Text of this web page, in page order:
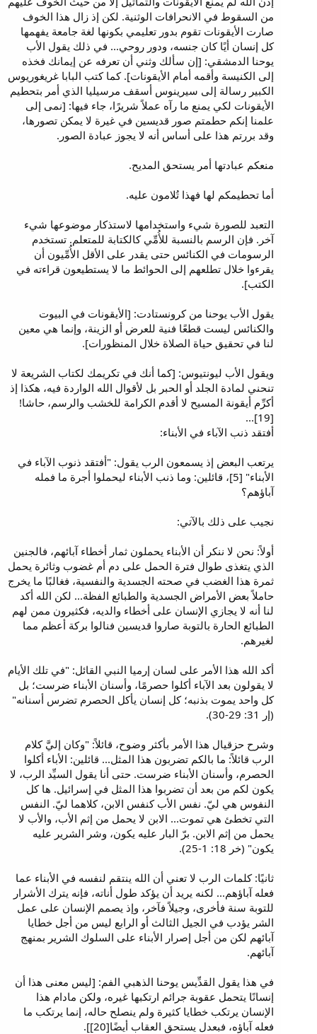
من السقوط في الانحرافات الوثنية. لكن إذ زال هذا الخوف
صارت الأيقونات تقوم بدور تعليمي بكونها لغة جامعة يفهمها
كل إنسان أيًا كان جنسه، ودور روحي... في ذلك يقول الأب
يوحنا الدمشقي: [إن سألك وثني أن تعرفه عن إيمانك فخذه
إلى الكنيسة وأقمه أمام الأيقونات]. كما كتب البابا غريغوريوس
الكبير رسالة إلى سيرينوس أسقف مرسيليا الذي أمر بتحطيم
الأيقونات لكي يمنع ما رآه عملاً شريرًا، جاء فيها: [نمى إلى
علمنا إنكم حطمتم صور قديسين في غيرة لا يمكن تصورها،
وقد بررتم هذا على أساس أنه لا يجوز عبادة الصور.
منعكم عبادتها أمر يستحق المديح.
أما تحطيمكم لها فهذا تُلامون عليه.
التعبد للصورة شيء واستخدامها لاستذكار موضوعها شيء
آخر. فإن الرسم بالنسبة للأُمِّي كالكتابة للمتعلم. تستخدم
الرسومات في الكنائس حتى يقدر على الأقل الأُمِّيون أن
يقرءوا خلال تطلعهم إلى الحوائط ما لا يستطيعون قراءته في
الكتب].
يقول الأب يوحنا من كرونستادت: [الأيقونات في البيوت
والكنائس ليست قطعًا فنية للعرض أو الزينة، وإنما هي معين
لنا في تحقيق حياة الصلاة خلال المنظورات].
ويقول الأب ليونتيوس: [كما أنك في تكريمك لكتاب الشريعة لا
تنحني لمادة الجلد أو الحبر بل لأقوال الله الواردة فيه، هكذا إذ
أكرِّم أيقونة المسيح لا أقدم الكرامة للخشب والرسم، حاشا!
[19]...
أفتقد ذنب الآباء في الأبناء:
يرتعب البعض إذ يسمعون الرب يقول: "أفتقد ذنوب الآباء في
الأبناء" [5]، قائلين: وما ذنب الأبناء ليحملوا أجرة ما فمله
آباؤهم؟
نجيب على ذلك بالآتي:
أولاً: نحن لا ننكر أن الأبناء يحملون ثمار أخطاء آبائهم، فالجنين
الذي يتغذى طوال فترة الحمل على دم أم غضوب وثائرة يحمل
ثمرة هذا الغضب في صحته الجسدية والنفسية، فغالبًا ما يخرج
حاملاً بعض الأمراض الجسدية والطبائع الفظة... لكن الله أكد
لنا أنه لا يجازي الإنسان على أخطاء والديه، فكثيرون ممن لهم
الطبائع الحارة بالتوبة صاروا قديسين فنالوا بركة أعظم مما
لغيرهم.
أكد الله هذا الأمر على لسان إرميا النبي القائل: "في تلك الأيام
لا يقولون بعد الآباء أكلوا حصرمًا، وأسنان الأبناء ضرست؛ بل
كل واحد يموت بذنبه؛ كل إنسان يأكل الحصرم تضرس أسنانه"
(إر 31: 29-30).
وشرح حزقيال هذا الأمر بأكثر وضوح، قائلاً: "وكان إليَّ كلام
الرب قائلاً: ما بالكم تضربون هذا المثل... قائلين: الأباء أكلوا
الحصرم، وأسنان الأبناء ضرست. حتى أنا يقول السيِّد الرب، لا
يكون لكم من بعد أن تضربوا هذا المثل في إسرائيل. ها كل
النفوس هي ليّ. نفس الأب كنفس الابن، كلاهما ليّ. النفس
التي تخطئ هي تموت... الابن لا يحمل من إثم الأب، والأب لا
يحمل من إثم الابن. برّ البار عليه يكون، وشر الشرير عليه
يكون" (خر 18: 1-25).
ثانيًا: كلمات الرب لا تعني أن الله ينتقم لنفسه في الأبناء عما
فعله آباؤهم... لكنه يريد أن يؤكد طول أناته، فإنه يترك الأشرار
للتوبة سنة فأخرى، وجيلاً فآخر، وإذ يصمم الإنسان على عمل
الشر يؤدب في الجيل الثالث أو الرابع ليس من أجل خطايا
آبائهم لكن من أجل إصرار الأبناء على السلوك الشرير بمنهج
آبائهم.
في هذا يقول القدِّيس يوحنا الذهبي الفم: [ليس معنى هذا أن
إنسانًا يتحمل عقوبة جرائم ارتكبها غيره، ولكن مادام هذا
الإنسان يرتكب خطايا كثيرة ولم ينصلح حاله، إنما يرتكب ما
فعله آباؤه، فبعدل يستحق العقاب أيضًا[20]].